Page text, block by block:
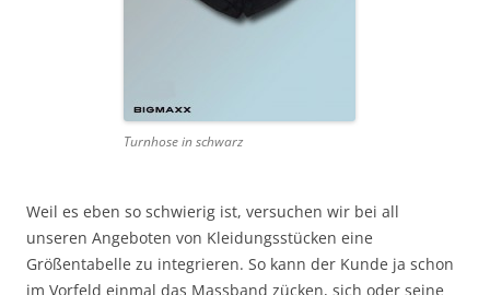
Turnhose in schwarz
Weil es eben so schwierig ist, versuchen wir bei all
unseren Angeboten von Kleidungsstücken eine
Größentabelle zu integrieren. So kann der Kunde ja schon
im Vorfeld einmal das Massband zücken, sich oder seine